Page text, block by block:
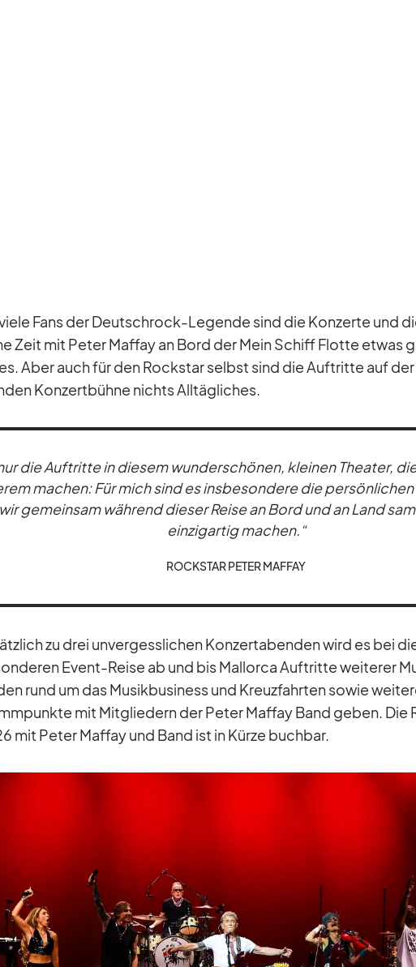
Fans der Deutsch­rock-Le­gende sind die Kon­zerte und
Zeit mit Pe­ter Maf­fay an Bord der Mein Schiff Flotte et­was
Aber auch für den Rock­star selbst sind die Auf­tritte auf
Kon­zert­bühne nichts All­täg­li­ches.
die Auf­tritte in die­sem wun­der­schö­nen, klei­nen Thea­ter,
ma­chen: Für mich sind es ins­be­son­dere die
ge­mein­sam wäh­rend die­ser Reise an Bord und an Land
ein­zig­ar­tig ma­chen.“
ROCK­STAR PE­TER MAF­FAY
zu drei un­ver­gess­li­chen Kon­zert­aben­den wird es bei
Event-Reise ab und bis Mal­lorca Auf­tritte wei­te­rer
rund um das Mu­sik­busi­ness und Kreuz­fahr­ten so­wie
mit Mit­glie­dern der Pe­ter Maf­fay Band ge­ben. Die
mit Pe­ter Maf­fay und Band ist in Kürze buch­bar.